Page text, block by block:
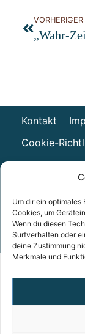
Um dir ein
Cookies, um
Wenn du diesen
Surfverhalten oder
deine Zustimmung
Merkmale und
VORHERIGER
„Wahr-
Kontakt
Cookie-